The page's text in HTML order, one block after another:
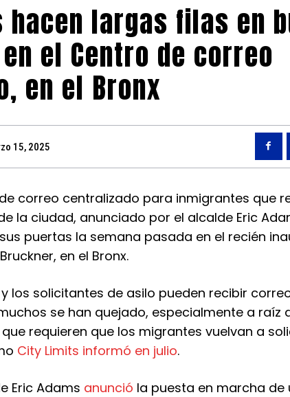
hacen largas filas en
el Centro de correo
en el Bronx
15, 2025
de correo centralizado para inmigrantes que
la ciudad, anunciado por el alcalde Eric
puertas la semana pasada en el recién
en el Bronx.
los solicitantes de asilo pueden recibir
se han quejado, especialmente a raíz
requieren que los migrantes vuelvan a
City Limits informó en julio.
Eric Adams anunció la puesta en marcha de